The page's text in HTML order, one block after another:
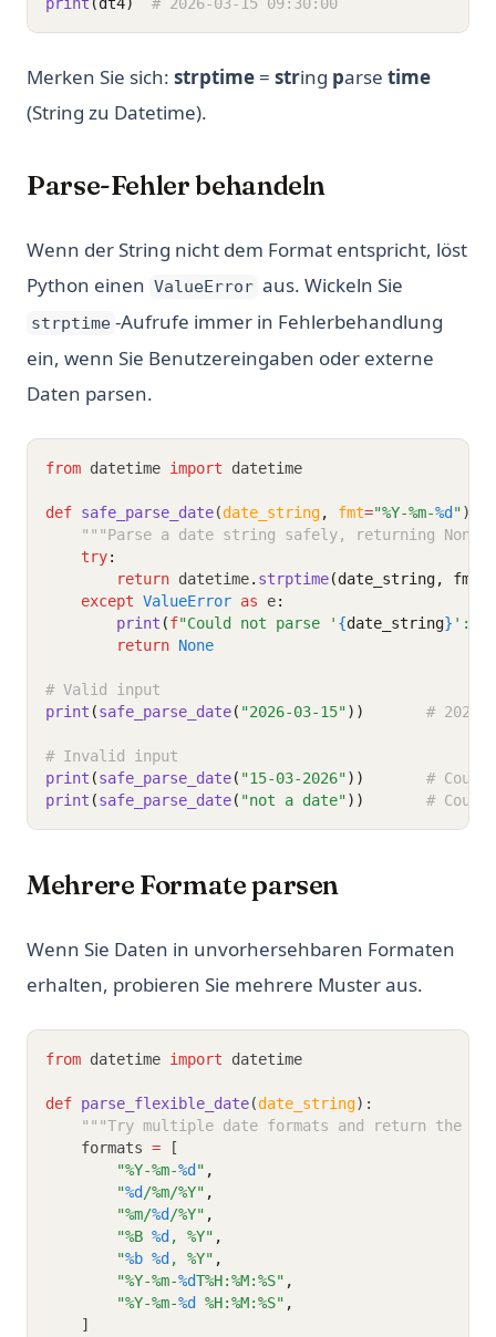
Merken Sie sich: strptime = string parse time
(String zu Datetime).
Parse-Fehler behandeln
Wenn der String nicht dem Format entspricht, löst
Python einen ValueError aus. Wickeln Sie
strptime -Aufrufe immer in Fehlerbehandlung
ein, wenn Sie Benutzereingaben oder externe
Daten parsen.
from datetime import datetime
def safe_parse_date(date_string, fmt="%Y-%m-%d "):
"""Parse a date string safely, returning
try:
return datetime. strptime(date_string, fmt)
except ValueError as e:
print (f"Could not parse ' {date_string} ':
return None
# Valid input
print (safe_parse_date( "2026-03-15")) # 2026-
# Invalid input
print (safe_parse_date( "15-03-2026"))
#
print (safe_parse_date( "not a date")) #
Mehrere Formate parsen
Wenn Sie Daten in unvorhersehbaren Formaten
erhalten, probieren Sie mehrere Muster aus.
from datetime import datetime
def parse_flexible_date(date_string):
"""Try multiple date formats and return the
    formats
= [
"%Y-%m-%d " ,
"%d /%m/%Y" ,
"%m/%d /%Y" ,
"%B %d , %Y" ,
"%b %d , %Y" ,
"%Y-%m-%dT%H:%M:%S" ,
"%Y-%m-%d %H:%M:%S" ,
    ]